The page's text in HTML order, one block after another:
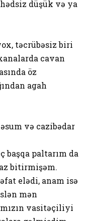
düşük və ya
təcrübəsiz biri
cavan
öz
agah
və cazibədar
başqa paltarım da
bitirmişəm.
elədi, anam isə
mən
vasitəçiliyi